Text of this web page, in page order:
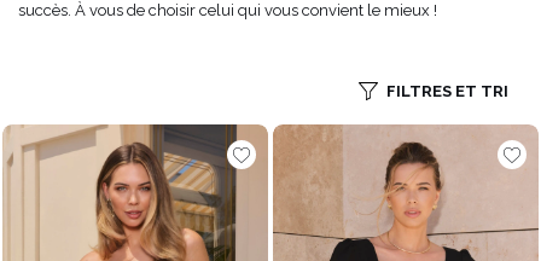
succès. À vous de choisir celui qui vous convient le mieux !
FILTRES ET TRI